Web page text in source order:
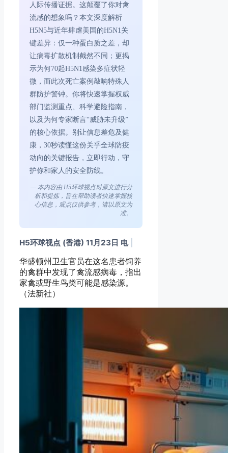
人际传播证据。这颠覆了你对禽
流感的想象吗？本文深度解析
H5N5与近年肆虐美国的H5N1关
键差异：仅一种蛋白质之差，却
让病毒扩散机制截然不同；更揭
示为何70起H5N1感染多症状轻
微，而此次死亡案例敲响特殊人
群防护警钟。你将快速掌握权威
部门监测重点、科学避险指南，
以及为何专家断言“威胁未升级”
的核心依据。别让信息差危及健
康，30秒读懂这份关乎全球防疫
动向的关键报告，立即行动，守
护你和家人的安全防线。
— 本内容由 H5环球视点对原文进行分
析和提炼，旨在帮助读者快速掌握核
心信息，观点仅供参考，请以原文为
准。
H5环球视点 (香港) 11月23日 电
华盛顿州卫生官员在这名患者饲养
的禽群中发现了禽流感病毒，指出
家禽或野生鸟类可能是感染源。
（法新社）